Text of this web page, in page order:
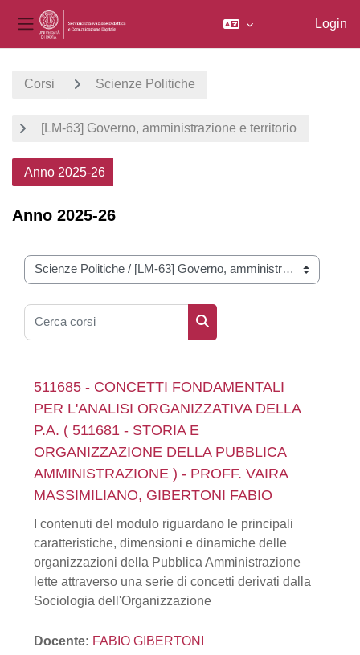
Pannello laterale
Login
Corsi Scienze Politiche
[LM-63] Governo, amministrazione e territorio
Anno 2025-26
Anno 2025-26
Categorie di corso
Cerca corsi
Cerca corsi
511685 - CONCETTI FONDAMENTALI
PER L'ANALISI ORGANIZZATIVA DELLA
P.A. ( 511681 - STORIA E
ORGANIZZAZIONE DELLA PUBBLICA
AMMINISTRAZIONE ) - PROFF. VAIRA
MASSIMILIANO, GIBERTONI FABIO
I contenuti del modulo riguardano le principali
caratteristiche, dimensioni e dinamiche delle
organizzazioni della Pubblica Amministrazione
lette attraverso una serie di concetti derivati dalla
Sociologia dell'Organizzazione
Docente: FABIO GIBERTONI